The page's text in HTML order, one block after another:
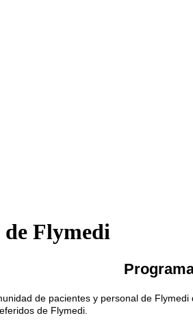
Flymedi
de pacientes y personal de
de Flymedi.